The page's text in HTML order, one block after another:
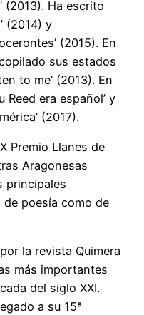
(2013). Ha escrito
(2014) y
(2015). En
sus estados
to me’ (2013). En
Reed era español’ y
(2017).
Premio Llanes de
Aragonesas
principales
poesía como de
la revista Quimera
más importantes
del siglo XXI.
a su 15ª